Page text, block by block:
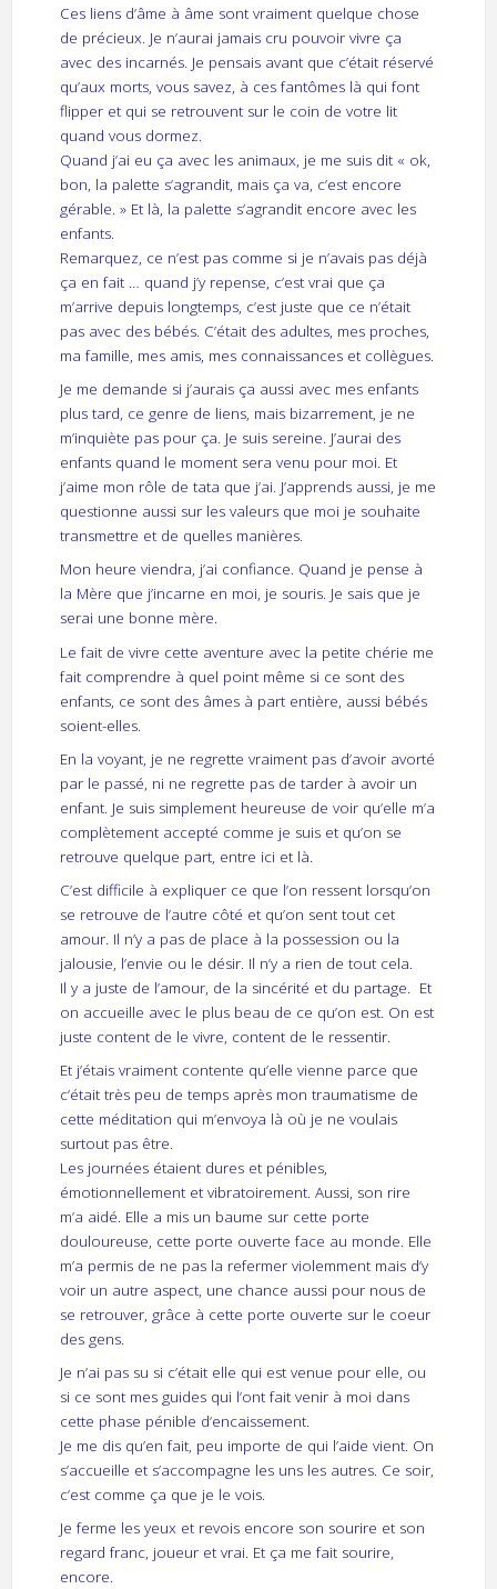
Ces liens d’âme à âme sont vraiment quelque chose
de précieux. Je n’aurai jamais cru pouvoir vivre ça
avec des incarnés. Je pensais avant que c’était réservé
qu’aux morts, vous savez, à ces fantômes là qui font
flipper et qui se retrouvent sur le coin de votre lit
quand vous dormez.
Quand j’ai eu ça avec les animaux, je me suis dit « ok,
bon, la palette s’agrandit, mais ça va, c’est encore
gérable. » Et là, la palette s’agrandit encore avec les
enfants.
Remarquez, ce n’est pas comme si je n’avais pas déjà
ça en fait … quand j’y repense, c’est vrai que ça
m’arrive depuis longtemps, c’est juste que ce n’était
pas avec des bébés. C’était des adultes, mes proches,
ma famille, mes amis, mes connaissances et collègues.
Je me demande si j’aurais ça aussi avec mes enfants
plus tard, ce genre de liens, mais bizarrement, je ne
m’inquiète pas pour ça. Je suis sereine. J’aurai des
enfants quand le moment sera venu pour moi. Et
j’aime mon rôle de tata que j’ai. J’apprends aussi, je me
questionne aussi sur les valeurs que moi je souhaite
transmettre et de quelles manières.
Mon heure viendra, j’ai confiance. Quand je pense à
la Mère que j’incarne en moi, je souris. Je sais que je
serai une bonne mère.
Le fait de vivre cette aventure avec la petite chérie me
fait comprendre à quel point même si ce sont des
enfants, ce sont des âmes à part entière, aussi bébés
soient-elles.
En la voyant, je ne regrette vraiment pas d’avoir avorté
par le passé, ni ne regrette pas de tarder à avoir un
enfant. Je suis simplement heureuse de voir qu’elle m’a
complètement accepté comme je suis et qu’on se
retrouve quelque part, entre ici et là.
C’est difficile à expliquer ce que l’on ressent lorsqu’on
se retrouve de l’autre côté et qu’on sent tout cet
amour. Il n’y a pas de place à la possession ou la
jalousie, l’envie ou le désir. Il n’y a rien de tout cela.
Il y a juste de l’amour, de la sincérité et du partage. Et
on accueille avec le plus beau de ce qu’on est. On est
juste content de le vivre, content de le ressentir.
Et j’étais vraiment contente qu’elle vienne parce que
c’était très peu de temps après mon traumatisme de
cette méditation qui m’envoya là où je ne voulais
surtout pas être.
Les journées étaient dures et pénibles,
émotionnellement et vibratoirement. Aussi, son rire
m’a aidé. Elle a mis un baume sur cette porte
douloureuse, cette porte ouverte face au monde. Elle
m’a permis de ne pas la refermer violemment mais d’y
voir un autre aspect, une chance aussi pour nous de
se retrouver, grâce à cette porte ouverte sur le coeur
des gens.
Je n’ai pas su si c’était elle qui est venue pour elle, ou
si ce sont mes guides qui l’ont fait venir à moi dans
cette phase pénible d’encaissement.
Je me dis qu’en fait, peu importe de qui l’aide vient. On
s’accueille et s’accompagne les uns les autres. Ce soir,
c’est comme ça que je le vois.
Je ferme les yeux et revois encore son sourire et son
regard franc, joueur et vrai. Et ça me fait sourire,
encore.